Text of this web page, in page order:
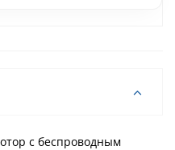
с беспроводным